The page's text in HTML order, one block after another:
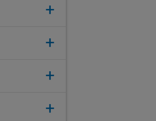
+
+
+
+